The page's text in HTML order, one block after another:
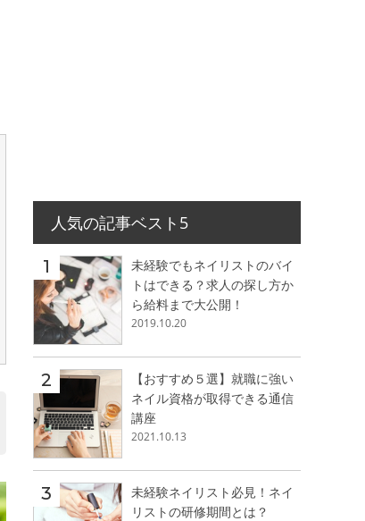
人気の記事ベスト5
未経験でもネイリストのバイ
トはできる？求人の探し方か
ら給料まで大公開！
2019.10.20
【おすすめ５選】就職に強い
ネイル資格が取得できる通信
講座
2021.10.13
未経験ネイリスト必見！ネイ
リストの研修期間とは？